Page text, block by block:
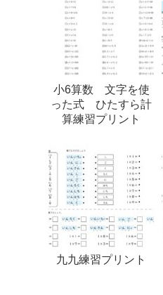
小6算数 文字を使
った式 ひたすら計
算練習プリント
九九練習プリント